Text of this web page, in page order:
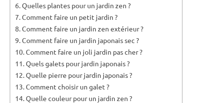
Quelles plantes pour un jardin zen ?
Comment faire un petit jardin ?
Comment faire un jardin zen extérieur ?
Comment faire un jardin japonais sec ?
Comment faire un joli jardin pas cher ?
Quels galets pour jardin japonais ?
Quelle pierre pour jardin japonais ?
Comment choisir un galet ?
Quelle couleur pour un jardin zen ?